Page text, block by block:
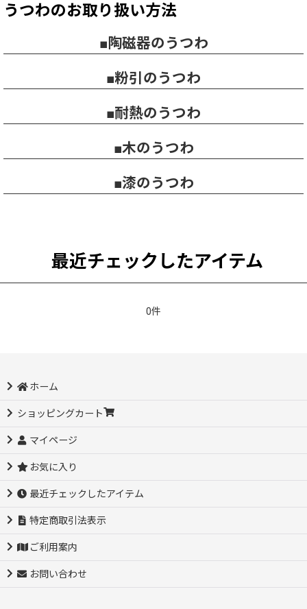
うつわのお取り扱い方法
■陶磁器のうつわ
■粉引のうつわ
■耐熱のうつわ
■木のうつわ
■漆のうつわ
最近チェックしたアイテム
0件
ホーム
ショッピングカート
マイページ
お気に入り
最近チェックしたアイテム
特定商取引法表示
ご利用案内
お問い合わせ